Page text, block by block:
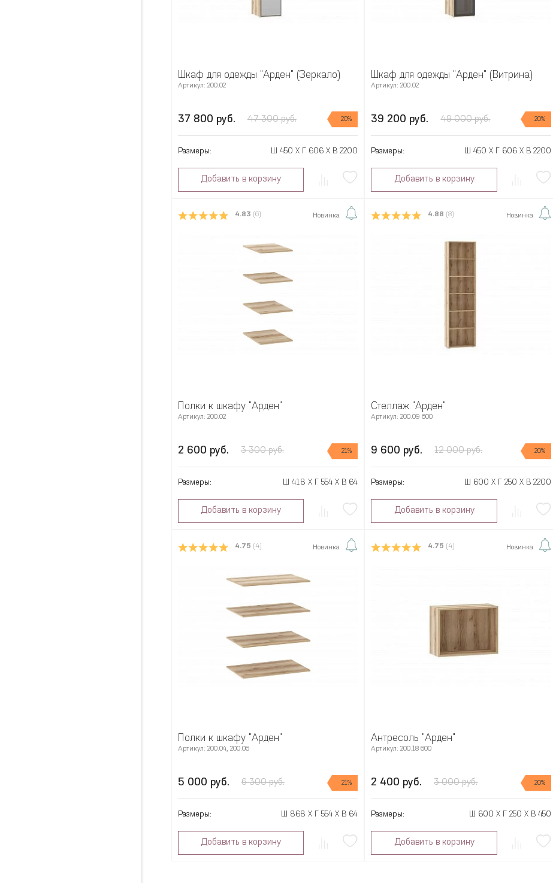
Шкаф для одежды "Арден" (Зеркало)
Артикул: 200.02
37 800 руб. 47 300 руб. 20%
Размеры: Ш 450 X Г 606 X В 2200
Добавить в корзину
Шкаф для одежды "Арден" (Витрина)
Артикул: 200.02
39 200 руб. 49 000 руб. 20%
Размеры: Ш 450 X Г 606 X В 2200
Добавить в корзину
4.83 (6) Новинка
Полки к шкафу "Арден"
Артикул: 200.02
2 600 руб. 3 300 руб. 21%
Размеры: Ш 418 X Г 554 X В 64
Добавить в корзину
4.88 (8) Новинка
Стеллаж "Арден"
Артикул: 200.09 600
9 600 руб. 12 000 руб. 20%
Размеры: Ш 600 X Г 250 X В 2200
Добавить в корзину
4.75 (4) Новинка
Полки к шкафу "Арден"
Артикул: 200.04, 200.06
5 000 руб. 6 300 руб. 21%
Размеры: Ш 868 X Г 554 X В 64
Добавить в корзину
4.75 (4) Новинка
Антресоль "Арден"
Артикул: 200.18 600
2 400 руб. 3 000 руб. 20%
Размеры: Ш 600 X Г 250 X В 450
Добавить в корзину